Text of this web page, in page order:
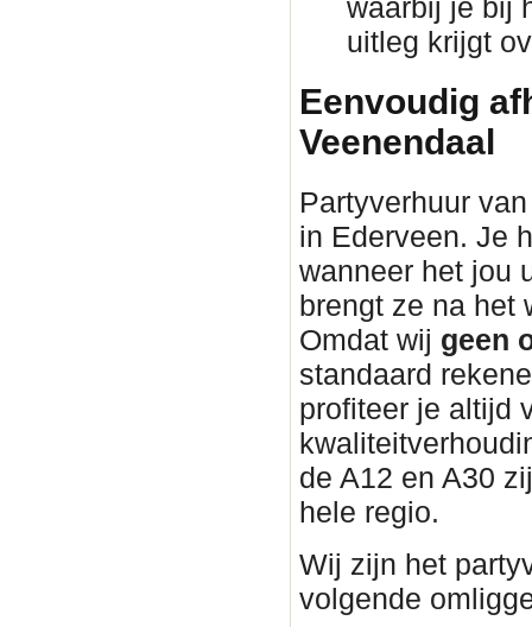
waarbij je bij
uitleg krijgt
Eenvoudig
Veenendaal
Partyverhuur
in Ederveen. Je
wanneer het jou
brengt ze na het
Omdat wij geen
standaard
profiteer je altijd
de A12 en A30
hele regio.
Wij zijn het
volgende